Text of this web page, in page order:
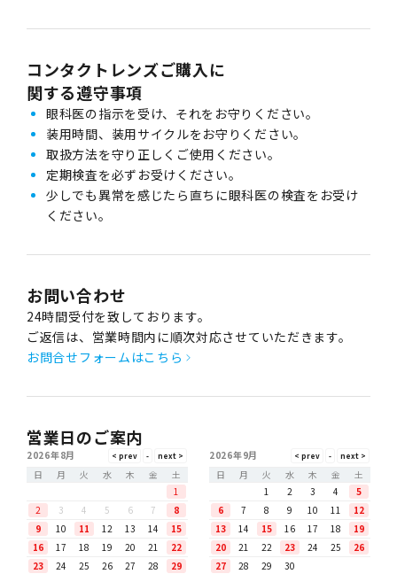
コンタクトレンズご購入に
関する遵守事項
眼科医の指示を受け、それをお守りください。
装用時間、装用サイクルをお守りください。
取扱方法を守り正しくご使用ください。
定期検査を必ずお受けください。
少しでも異常を感じたら直ちに眼科医の検査をお受け
ください。
お問い合わせ
24時間受付を致しております。
ご返信は、営業時間内に順次対応させていただきます。
お問合せフォームはこちら
営業日のご案内
2026年8月
日
月 火 水 木 金
土
1
2
3 4 5 6 7
8
9
10 11 12 13 14
15
16
17 18 19 20 21
22
23
24 25 26 27 28
29
2026年9月
日
月 火 水 木 金
土
1
2 3 4
5
6
7 8 9 10 11
12
13
14 15 16 17 18
19
20
21 22 23 24 25
26
27
28 29 30